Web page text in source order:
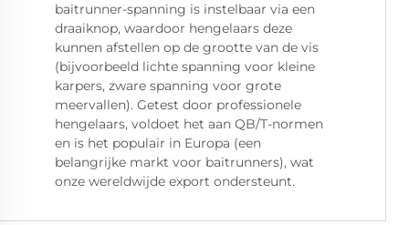
baitrunner-spanning is instelbaar via een
draaiknop, waardoor hengelaars deze
kunnen afstellen op de grootte van de vis
(bijvoorbeeld lichte spanning voor kleine
karpers, zware spanning voor grote
meervallen). Getest door professionele
hengelaars, voldoet het aan QB/T-normen
en is het populair in Europa (een
belangrijke markt voor baitrunners), wat
onze wereldwijde export ondersteunt.